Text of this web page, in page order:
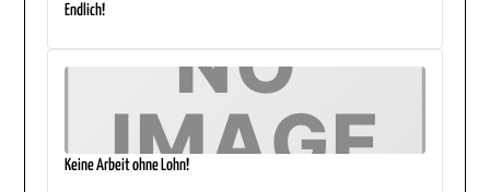
Endlich!
Keine Arbeit ohne Lohn!